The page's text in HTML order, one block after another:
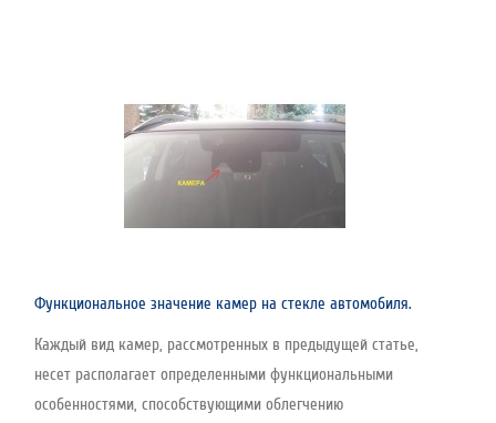
Функциональное значение камер на стекле автомобиля.
Каждый вид камер, рассмотренных в предыдущей статье,
несет располагает определенными функциональными
особенностями, способствующими облегчению